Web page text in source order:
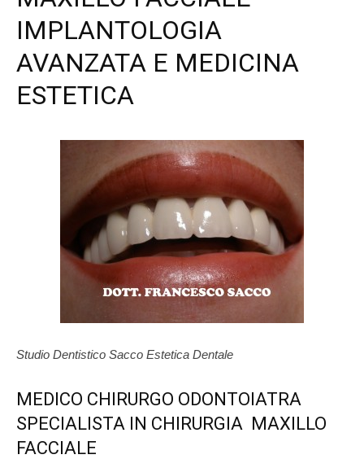
IMPLANTOLOGIA
AVANZATA E MEDICINA
ESTETICA
Studio Dentistico Sacco Estetica Dentale
MEDICO CHIRURGO ODONTOIATRA
SPECIALISTA IN CHIRURGIA MAXILLO
FACCIALE